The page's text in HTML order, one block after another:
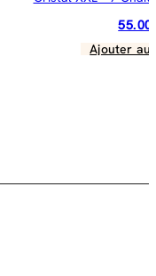
55.00
Ajouter au